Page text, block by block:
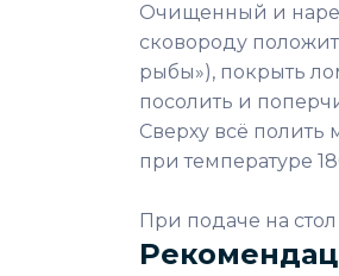
Очищенный и
сковороду
рыбы»), покрыть
посолить и
Сверху всё
при температуре
При подаче на